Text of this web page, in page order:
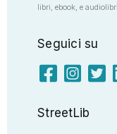
libri, ebook, e audiolibri
Seguici su
StreetLib